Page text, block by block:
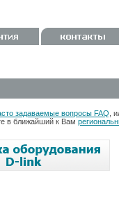
задаваемые вопросы FAQ ,
в ближайший к Вам